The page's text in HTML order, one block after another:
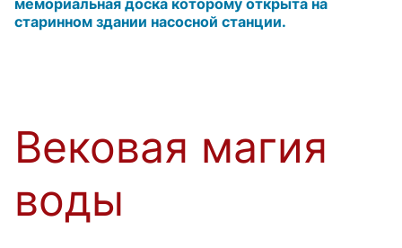
мемориальная доска которому открыта на
старинном здании насосной станции.
Вековая магия
воды